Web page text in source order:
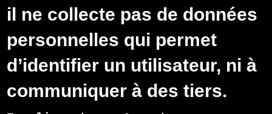
il ne collecte pas de données
personnelles qui permet
d’identifier un utilisateur, ni à
communiquer à des tiers.
Au moment où les opérateurs de
on retrouve Orange, égrènent leurs centaines
de milliards de chiffres d’affaire, les
utilisateurs peinent au quotidien et
éprouvent d’énormes difficultés pour avoir
des services de qualité à des tarifs